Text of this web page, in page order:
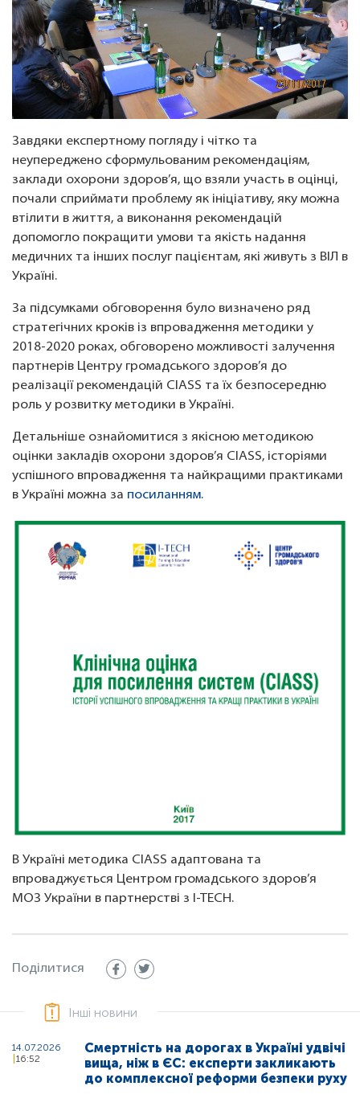
Завдяки експертному погляду і чітко та
неупереджено сформульованим рекомендаціям,
заклади охорони здоров’я, що взяли участь в оцінці,
почали сприймати проблему як ініціативу, яку можна
втілити в життя, а виконання рекомендацій
допомогло покращити умови та якість надання
медичних та інших послуг пацієнтам, які живуть з ВІЛ в
Україні.
За підсумками обговорення було визначено ряд
стратегічних кроків із впровадження методики у
2018-2020 роках, обговорено можливості залучення
партнерів Центру громадського здоров’я до
реалізації рекомендацій ClASS та їх безпосередню
роль у розвитку методики в Україні.
Детальніше ознайомитися з якісною методикою
оцінки закладів охорони здоров’я ClASS, історіями
успішного впровадження та найкращими практиками
в Україні можна за посиланням.
В Україні методика ClASS адаптована та
впроваджується Центром громадського здоров’я
МОЗ України в партнерстві з I-TECH.
Поділитися
Інші новини
14.07.2026
16:52
Смертність на дорогах в Україні удвічі
вища, ніж в ЄС: експерти закликають
до комплексної реформи безпеки руху